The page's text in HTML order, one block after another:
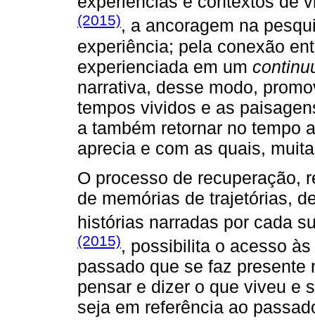
(2015), a ancoragem na
experiência; pela conexão
experienciada em um
narrativa, desse modo,
tempos vividos e as
a também retornar no tempo
aprecia e com as quais,
O processo de recuperação,
de memórias de trajetórias,
histórias narradas por cada
(2015), possibilita o acesso
passado que se faz presente
pensar e dizer o que viveu e
seja em referência ao